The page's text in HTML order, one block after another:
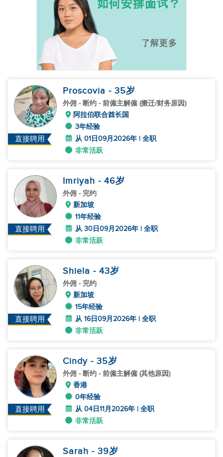
直接聘用
Proscovia - 35岁
外佣 - 断约 - 前僱主解僱 (搬迁/财务原因)
阿拉伯联合酋长国
3年经验
从 01日09月2026年 | 全职
非常活跃
直接聘用
Imriyah - 46岁
外佣 - 完约
新加坡
11年经验
从 30日09月2026年 | 全职
非常活跃
直接聘用
Shiela - 43岁
外佣 - 完约
新加坡
15年经验
从 16日09月2026年 | 全职
非常活跃
直接聘用
Cindy - 35岁
外佣 - 断约 - 前僱主解僱 (其他原因)
香港
0年经验
从 04日11月2026年 | 全职
非常活跃
Sarah - 39岁